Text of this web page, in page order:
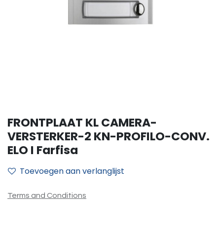
FRONTPLAAT KL CAMERA-
VERSTERKER-2 KN-PROFILO-CONV.
ELO I Farfisa
Toevoegen aan verlanglijst
Terms and Conditions